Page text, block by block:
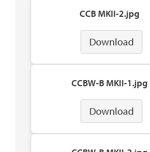
CCB MKII-2.jpg
Download
CCBW-B MKII-1.jpg
Download